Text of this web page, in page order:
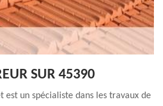
SUR 45390
est un spécialiste dans les travaux de